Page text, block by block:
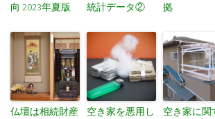
向 2023年夏版
統計データ②
拠
仏壇は相続財産
空き家を悪用し
空き家に関